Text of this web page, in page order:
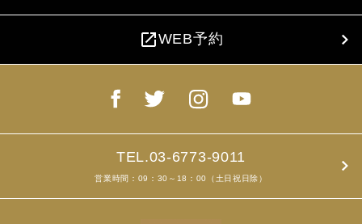
open_in_newWEB予約
TEL.03-6773-9011
営業時間：09：30～18：00（土日祝日除）